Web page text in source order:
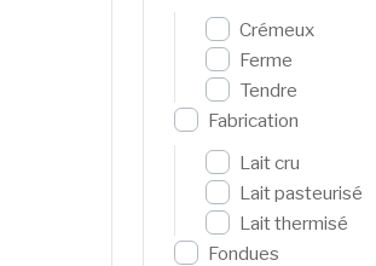
Crémeux
Ferme
Tendre
Fabrication
Lait cru
Lait pasteurisé
Lait thermisé
Fondues